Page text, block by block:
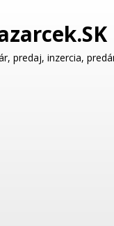
predaj, inzercia,